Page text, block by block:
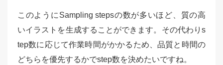
このようにSampling stepsの数が多いほど、質の高
いイラストを生成することができます。その代わりs
tep数に応じて作業時間がかかるため、品質と時間の
どちらを優先するかでstep数を決めたいですね。